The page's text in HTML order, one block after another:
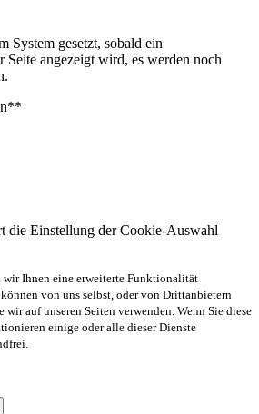
System gesetzt, sobald ein
Seite angezeigt wird, es werden noch
die Einstellung der Cookie-Auswahl
wir Ihnen eine erweiterte Funktionalität
von uns selbst, oder von Drittanbietern
wir auf unseren Seiten verwenden. Wenn Sie diese
einige oder alle dieser Dienste